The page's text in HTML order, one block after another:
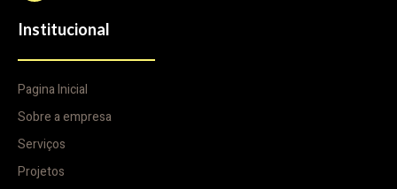
Institucional
Pagina Inicial
Sobre a empresa
Serviços
Projetos